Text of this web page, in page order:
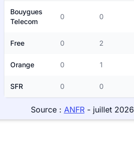
Bouygues
Telecom
0 0
Free 0 2
Orange 0 1
SFR 0 0
Source : ANFR- juillet 2026